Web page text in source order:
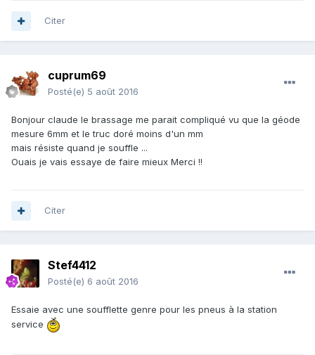
Citer
cuprum69
Posté(e) 5 août 2016
Bonjour claude le brassage me parait compliqué vu que la géode
mesure 6mm et le truc doré moins d'un mm
mais résiste quand je souffle ...
Ouais je vais essaye de faire mieux Merci !!
Citer
Stef4412
Posté(e) 6 août 2016
Essaie avec une soufflette genre pour les pneus à la station
service